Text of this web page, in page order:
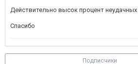
Действительно высок процент неудачных
Спасибо
Подписчики